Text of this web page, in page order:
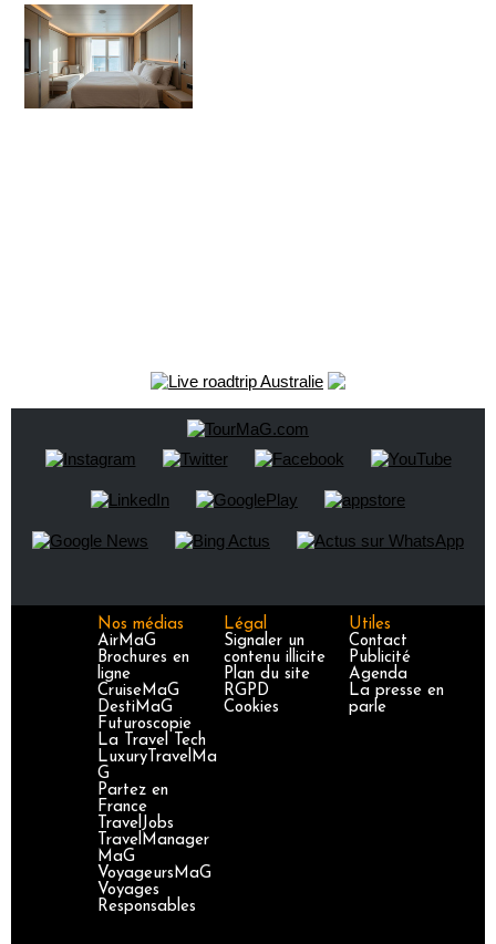
Nos médias
AirMaG
Brochures en
ligne
CruiseMaG
DestiMaG
Futuroscopie
La Travel Tech
LuxuryTravelMa
G
Partez en
France
TravelJobs
TravelManager
MaG
VoyageursMaG
Voyages
Responsables
Légal
Signaler un
contenu illicite
Plan du site
RGPD
Cookies
Utiles
Contact
Publicité
Agenda
La presse en
parle